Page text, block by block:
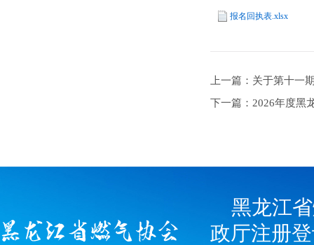
报名回执表.xlsx
上一篇：关于第十一
下一篇：2026年度黑
黑龙江
政厅注册